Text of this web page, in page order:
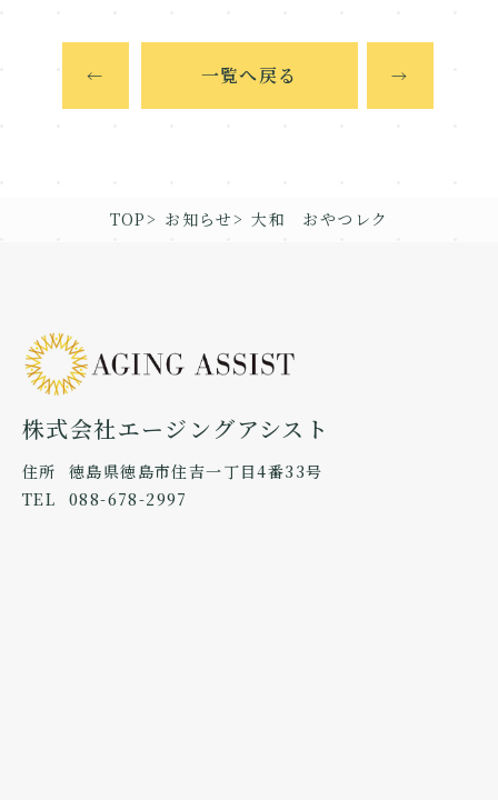
← 一覧へ戻る →
TOP お知らせ 大和 おやつレク
株式会社エージングアシスト
住所
徳島県徳島市住吉一丁目4番33号
TEL
088-678-2997